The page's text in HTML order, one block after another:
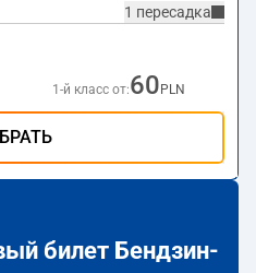
1 пересадка
1-й класс от:60 PLN
билет Бендзин-